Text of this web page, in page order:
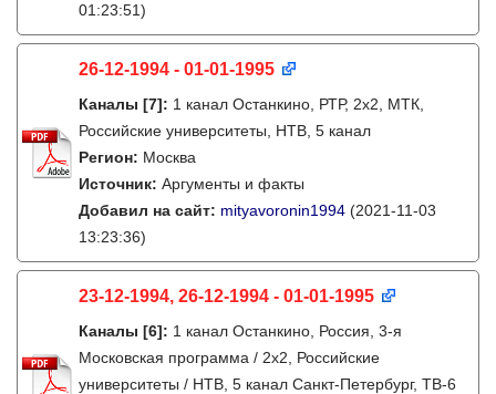
01:23:51)
26-12-1994 - 01-01-1995
Каналы [7]: 1 канал Останкино, РТР, 2х2, МТК,
Российские университеты, НТВ, 5 канал
Регион: Москва
Источник: Аргументы и факты
Добавил на сайт: mityavoronin1994 (2021-11-03
13:23:36)
23-12-1994, 26-12-1994 - 01-01-1995
Каналы [6]: 1 канал Останкино, Россия, 3-я
Московская программа / 2x2, Российские
университеты / НТВ, 5 канал Санкт-Петербург, ТВ-6